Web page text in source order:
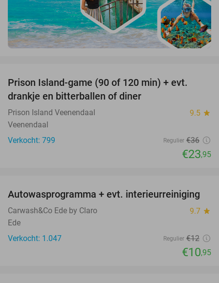
Prison Island-game (90 of 120 min) + evt.
drankje en bitterballen of diner
Prison Island Veenendaal 9.5 star
Veenendaal
Verkocht: 799
Regulier €36
€23,95
9%
Autowasprogramma + evt. interieurreiniging
Carwash&Co Ede by Claro 9.7 star
Ede
Verkocht: 1.047
Regulier €12
€10,95